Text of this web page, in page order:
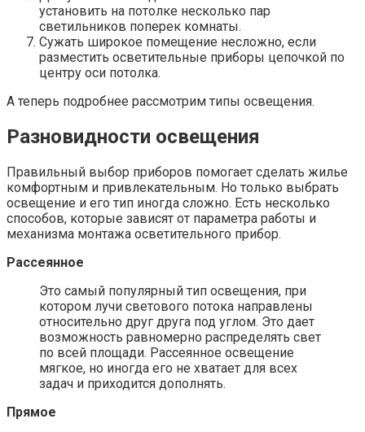
установить на потолке несколько пар
светильников поперек комнаты.
Сужать широкое помещение несложно, если
разместить осветительные приборы цепочкой по
центру оси потолка.
А теперь подробнее рассмотрим типы освещения.
Разновидности освещения
Правильный выбор приборов помогает сделать жилье
комфортным и привлекательным. Но только выбрать
освещение и его тип иногда сложно. Есть несколько
способов, которые зависят от параметра работы и
механизма монтажа осветительного прибор.
Рассеянное
Это самый популярный тип освещения, при
котором лучи светового потока направлены
относительно друг друга под углом. Это дает
возможность равномерно распределять свет
по всей площади. Рассеянное освещение
мягкое, но иногда его не хватает для всех
задач и приходится дополнять.
Прямое